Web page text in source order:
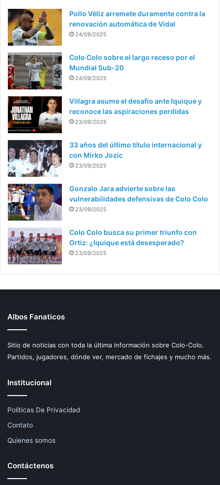
Pollo Véliz arremete duramente contra la
renovación automática de Vidal
24/09/2025
Colo Colo sobre el largo receso por el
Mundial Sub-20
24/09/2025
Villagra asume el desafío ante Iquique y
reconoce las aspiraciones perdidas
23/09/2025
33 años del último título internacional y
con Mirko Jozic
23/09/2025
Gonzalo Jara advierte sobre las
vulnerabilidades defensivas de Colo Colo
23/09/2025
Colo Colo busca su primer triunfo con
Ortiz: ¿Iquique está desesperado?
23/09/2025
Albos Fanaticos
Sitio de noticias con toda la última información sobre Colo-Colo.
Partidos, jugadores, dónde ver, mercado de fichajes y mucho más.
Institucional
Políticas De Privacidad
Contato
Quienes somos
Contáctenos